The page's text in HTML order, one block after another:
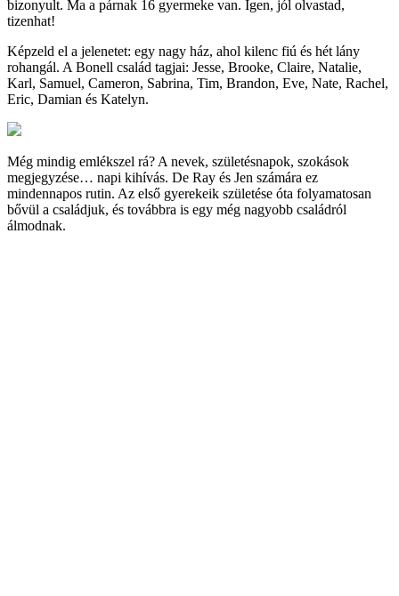
bizonyult. Ma a párnak 16 gyermeke van. Igen, jól olvastad,
tizenhat!
Képzeld el a jelenetet: egy nagy ház, ahol kilenc fiú és hét lány
rohangál. A Bonell család tagjai: Jesse, Brooke, Claire, Natalie,
Karl, Samuel, Cameron, Sabrina, Tim, Brandon, Eve, Nate, Rachel,
Eric, Damian és Katelyn.
Még mindig emlékszel rá? A nevek, születésnapok, szokások
megjegyzése… napi kihívás. De Ray és Jen számára ez
mindennapos rutin. Az első gyerekeik születése óta folyamatosan
bővül a családjuk, és továbbra is egy még nagyobb családról
álmodnak.